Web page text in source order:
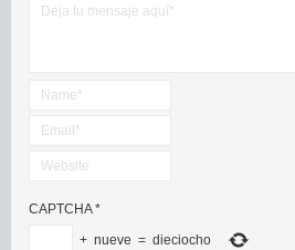
CAPTCHA*
+ nueve = dieciocho